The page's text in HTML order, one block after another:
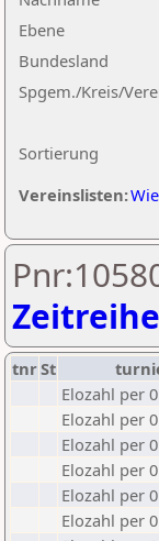
Ebene
Sortierung
Bundesland
Spgem./Kreis/
Vereinslisten:
Zeitreihe
tnrSt
Elozahl per
Elozahl per
Elozahl per
Elozahl per
Elozahl per
Elozahl per